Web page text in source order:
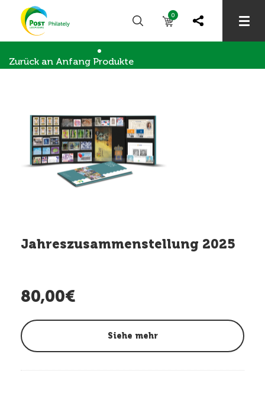
0
Zurück an Anfang Produkte
Jahreszusammenstellung 2025
80,00€
Siehe mehr